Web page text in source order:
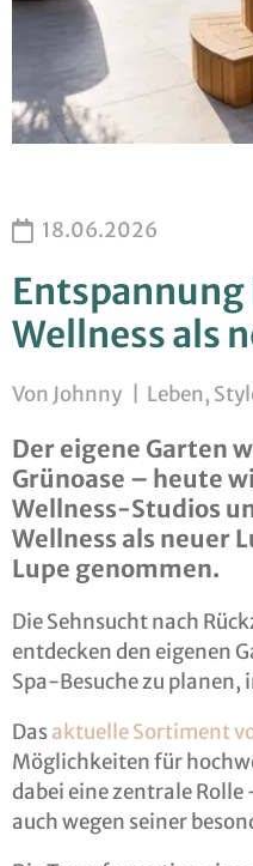
18.06.2026
Wellness als
Von Johnny Leben,
Der eigene Garten
Grünoase – heute
Wellness-Studios
Wellness als neuer
Lupe genommen.
Die Sehnsucht nach
entdecken den eigenen
Spa-Besuche zu planen,
Dasaktuelle Sortiment
Möglichkeiten für
dabei eine zentrale
auch wegen seiner